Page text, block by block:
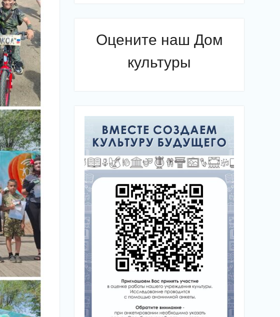
Оцените наш Дом
культуры